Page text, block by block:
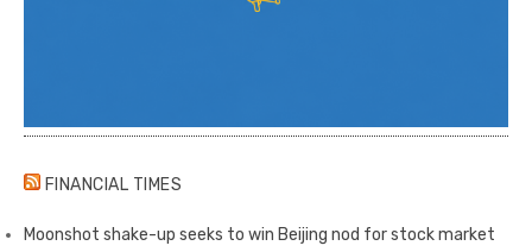
FINANCIAL TIMES
Moonshot shake-up seeks to win Beijing nod for stock market